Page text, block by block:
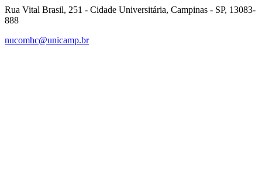
Rua Vital Brasil, 251 - Cidade Universitária, Campinas - SP, 13083-
888
nucomhc@unicamp.br